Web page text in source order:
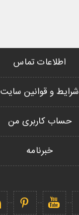
اطلاعات تماس
شرایط و قوانین سایت
حساب کاربری من
خبرنامه